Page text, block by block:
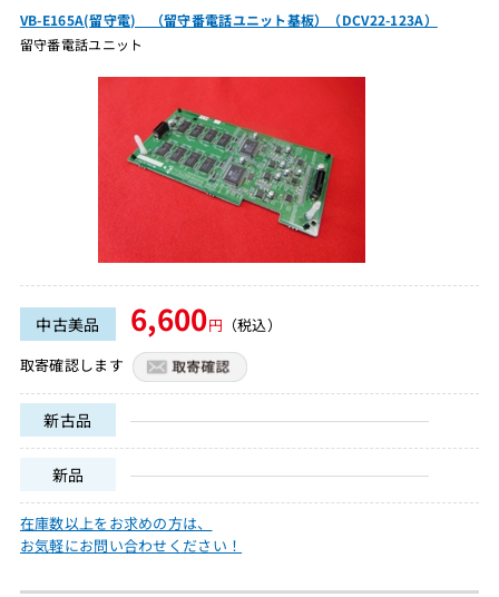
VB-E165A(留守電) （留守番電話ユニット基板）（DCV22-123A）
留守番電話ユニット
中古美品 6,600円 （税込）
取寄確認します
新古品
新品
在庫数以上をお求めの方は、
お気軽にお問い合わせください！